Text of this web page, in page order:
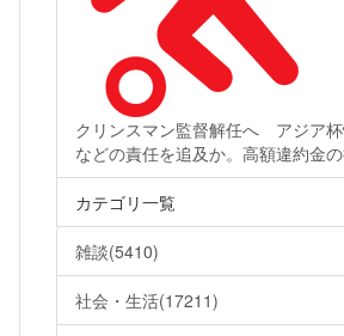
クリンスマン監督解任へ アジア
などの責任を追及か。高額違約金
カテゴリ一覧
雑談(5410)
社会・生活(17211)